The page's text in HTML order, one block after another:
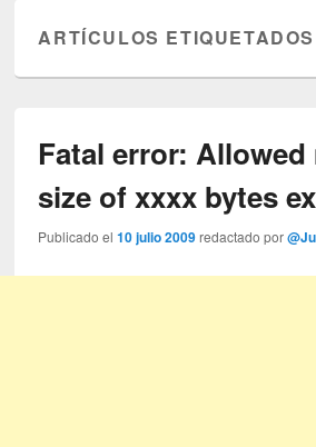
ARTÍCULOS
Fatal error:
size of xxxx bytes
Publicado el10 julio 2009 redactado por